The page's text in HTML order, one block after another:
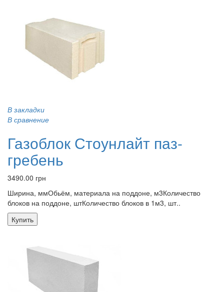
В закладки
В сравнение
Газоблок Стоунлайт паз-
гребень
3490.00 грн
Ширина, ммОбьём, материала на поддоне, м3Количество
блоков на поддоне, штКоличество блоков в 1м3, шт..
Купить